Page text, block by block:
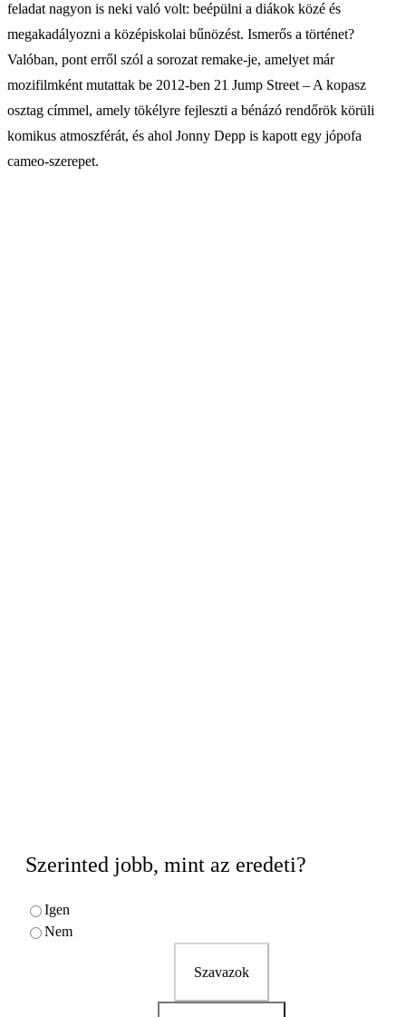
feladat nagyon is neki való volt: beépülni a diákok közé és
megakadályozni a középiskolai bűnözést. Ismerős a történet?
Valóban, pont erről szól a sorozat remake-je, amelyet már
mozifilmként mutattak be 2012-ben 21 Jump Street – A kopasz
osztag címmel, amely tökélyre fejleszti a bénázó rendőrök körüli
komikus atmoszférát, és ahol Jonny Depp is kapott egy jópofa
cameo-szerepet.
Szerinted jobb, mint az eredeti?
Igen
Nem
Szavazok